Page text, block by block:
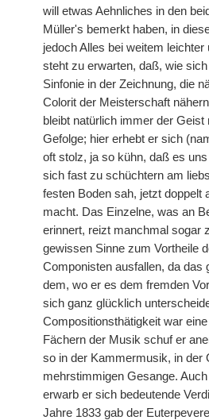
will etwas Aehnliches in den
Müller's bemerkt haben, in
jedoch Alles bei weitem
steht zu erwarten, daß, wie
Sinfonie in der Zeichnung, die
Colorit der Meisterschaft
bleibt natürlich immer der
Gefolge; hier erhebt er sich
oft stolz, ja so kühn, daß es
sich fast zu schüchtern am
festen Boden sah, jetzt doppelt
macht. Das Einzelne, was an
erinnert, reizt manchmal sogar
gewissen Sinne zum Vortheile
Componisten ausfallen, da das
dem, wo er es dem fremden
sich ganz glücklich
Compositionsthätigkeit war
Fächern der Musik schuf er
so in der Kammermusik, in der
mehrstimmigen Gesange.
erwarb er sich bedeutende
Jahre 1833 gab der